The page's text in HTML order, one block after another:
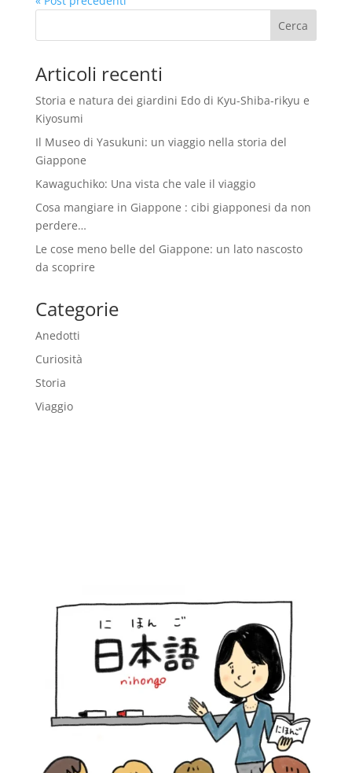
Articoli recenti
Storia e natura dei giardini Edo di Kyu-Shiba-rikyu e
Kiyosumi
Il Museo di Yasukuni: un viaggio nella storia del
Giappone
Kawaguchiko: Una vista che vale il viaggio
Cosa mangiare in Giappone : cibi giapponesi da non
perdere…
Le cose meno belle del Giappone: un lato nascosto
da scoprire
Categorie
Anedotti
Curiosità
Storia
Viaggio